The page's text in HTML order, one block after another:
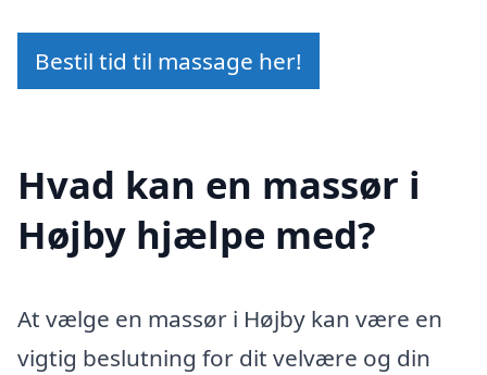
Bestil tid til massage her!
Hvad kan en massør i
Højby hjælpe med?
At vælge en massør i Højby kan være en
vigtig beslutning for dit velvære og din